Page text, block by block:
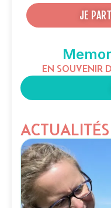
JE
EN SOUVENIR
ACTUALITÉS